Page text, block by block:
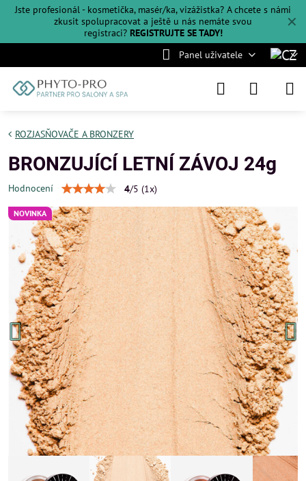
✕
Jste profesionál - kosmetička, masér/ka, vizážistka? A chcete s námi
zkusit spolupracovat a ještě u nás nemáte svou
registraci? REGISTRUJTE SE TADY!
Panel uživatele
NOVINKA
ROZJASŇOVAČE A BRONZERY
BRONZUJÍCÍ LETNÍ ZÁVOJ 24g
Hodnocení 4/5 (1x)